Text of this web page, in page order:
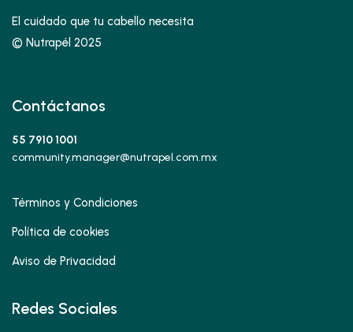
El cuidado que tu cabello necesita
© Nutrapél 2025
Contáctanos
55 7910 1001
community.manager@nutrapel.com.mx
Términos y Condiciones
Política de cookies
Aviso de Privacidad
Redes Sociales